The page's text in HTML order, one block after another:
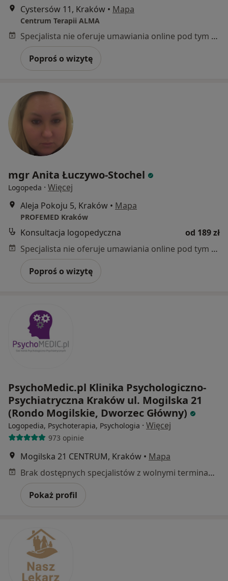
Cystersów 11, Kraków • Mapa
Centrum Terapii ALMA
Specjalista nie oferuje umawiania online pod tym adresem.
Poproś o wizytę
mgr Anita Łuczywo-Stochel
Logopeda · Więcej
Aleja Pokoju 5, Kraków • Mapa
PROFEMED Kraków
Konsultacja logopedyczna
od 189 zł
Specjalista nie oferuje umawiania online pod tym adresem.
Poproś o wizytę
PsychoMedic.pl Klinika Psychologiczno-
Psychiatryczna Kraków ul. Mogilska 21
(Rondo Mogilskie, Dworzec Główny)
Logopedia, Psychoterapia, Psychologia · Więcej
973 opinie
Mogilska 21 CENTRUM, Kraków • Mapa
Brak dostępnych specjalistów z wolnymi terminami w tym centrum medycznym.
Pokaż profil